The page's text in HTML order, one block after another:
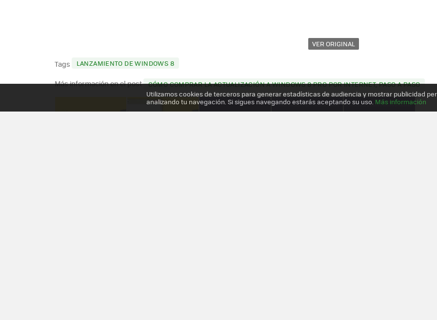
VER ORIGINAL
Tags LANZAMIENTO DE WINDOWS 8
Más información en el post
CÓMO COMPRAR LA ACTUALIZACIÓN A WINDOWS 8 PRO POR INTERNET, PASO A PASO
Utilizamos cookies de terceros para generar estadísticas de audiencia y mostrar publicidad
analizando tu navegación. Si sigues navegando estarás aceptando su uso. Más información